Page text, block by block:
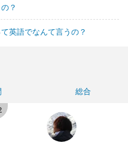
？
英語でなんて言うの？
総合